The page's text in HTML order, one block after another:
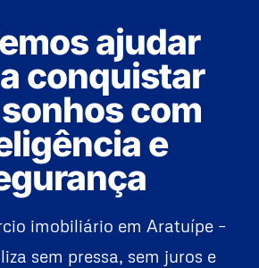
ajudar
conquistar
com
e
imobiliário em Aratuípe –
sem pressa, sem juros e